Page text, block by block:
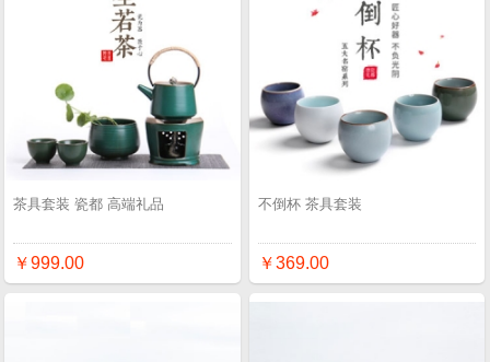
茶具套装 瓷都 高端礼品
￥999.00
不倒杯 茶具套装
￥369.00